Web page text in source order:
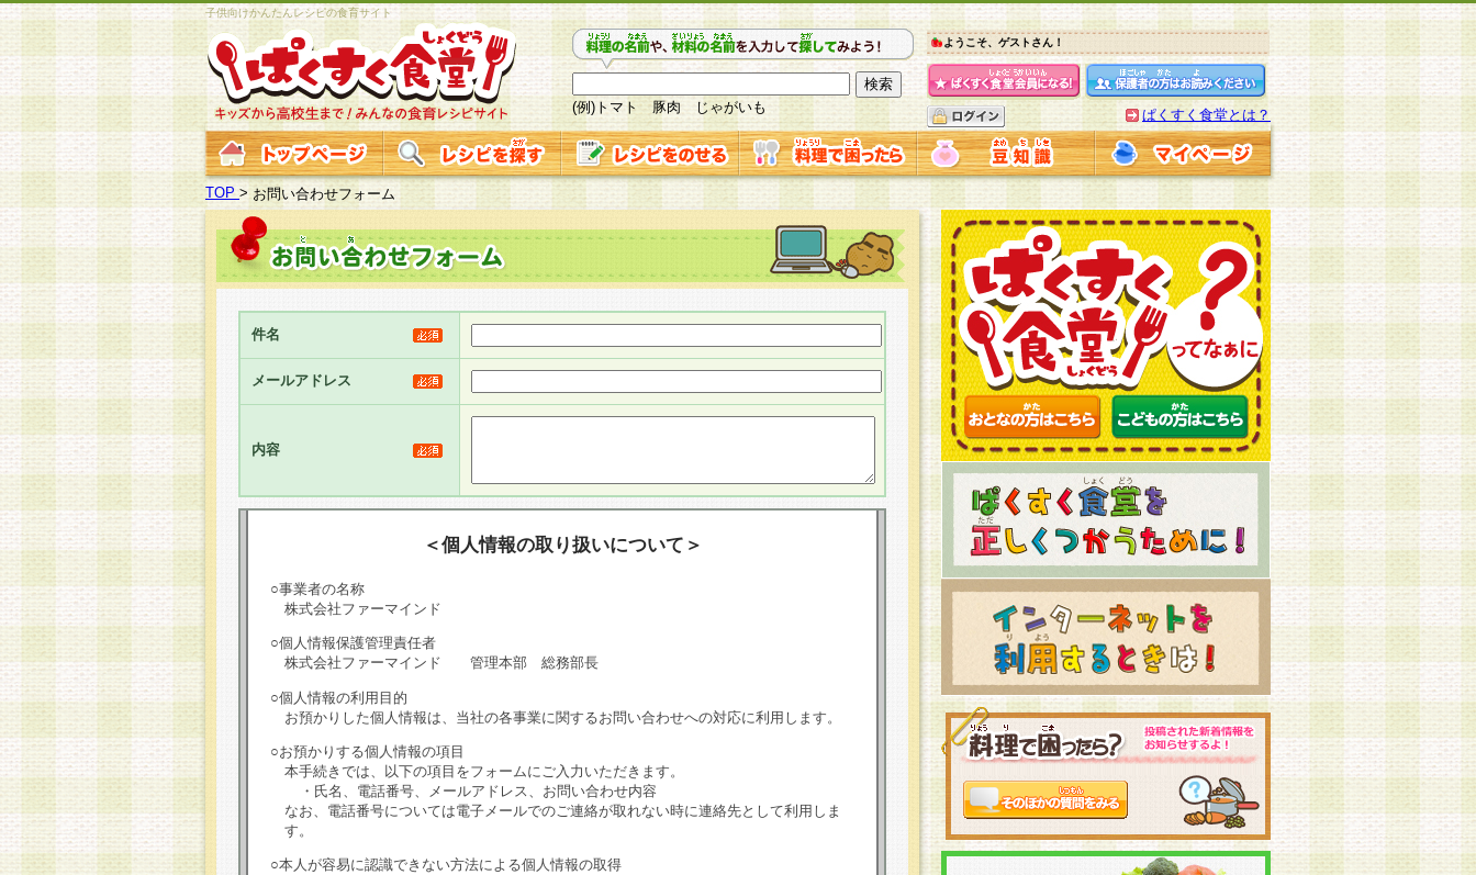
子供向けかんたんレシピの食育サイト
(例)トマト 豚肉 じゃがいも
ようこそ、ゲストさん！
ぱくすく食堂とは？
TOP >お問い合わせフォーム
件名
メールアドレス
内容
＜個人情報の取り扱いについて＞
○事業者の名称
株式会社ファーマインド
○個人情報保護管理責任者
株式会社ファーマインド 管理本部 総務部長
○個人情報の利用目的
お預かりした個人情報は、当社の各事業に関するお問い合わせへの対応に利用します。
○お預かりする個人情報の項目
本手続きでは、以下の項目をフォームにご入力いただきます。
・氏名、電話番号、メールアドレス、お問い合わせ内容
なお、電話番号については電子メールでのご連絡が取れない時に連絡先として利用しま
す。
○本人が容易に認識できない方法による個人情報の取得